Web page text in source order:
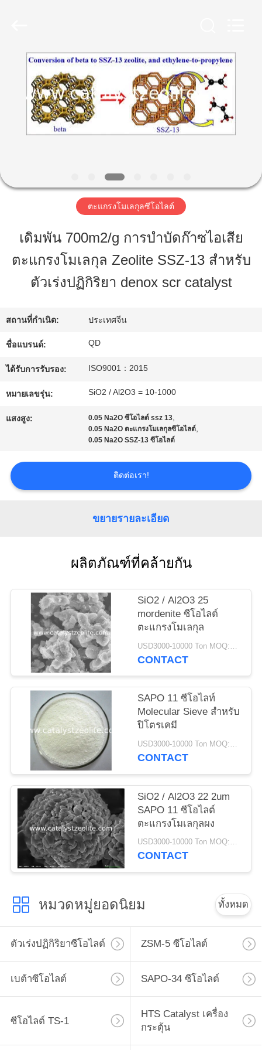
บ้าน
สินค้า
กับ
ทัวร์
โรงงาน
ควบคุม
คุณภาพ
ติดต่อ
เรา
ข่าว
PRIVACY
POLICY
Reserved.
ตะแกรงโมเลกุลซีโอไลต์
เดิมพัน 700m2/g การบำบัดก๊าซไอเสีย
ตะแกรงโมเลกุล Zeolite SSZ-13 สำหรับ
ตัวเร่งปฏิกิริยา denox scr catalyst
สถานที่กำเนิด: ประเทศจีน
ชื่อแบรนด์: QD
ได้รับการรับรอง: ISO9001：2015
หมายเลขรุ่น: SiO2 / Al2O3 = 10-1000
แสงสูง: 0.05 Na2O ซีโอไลต์ ssz 13,
0.05 Na2O ตะแกรงโมเลกุลซีโอไลต์,
0.05 Na2O SSZ-13 ซีโอไลต์
ติดต่อเรา!
ขยายรายละเอียด
ผลิตภัณฑ์ที่คล้ายกัน
SiO2 / Al2O3 25
mordenite ซีโอไลต์
ตะแกรงโมเลกุล
USD3000-10000 Ton MOQ:1 กก
CONTACT
SAPO 11 ซีโอไลท์
Molecular Sieve สำหรับ
ปิโตรเคมี
USD3000-10000 Ton MOQ:1 กก
CONTACT
SiO2 / Al2O3 22 2um
SAPO 11 ซีโอไลต์
ตะแกรงโมเลกุลผง
USD3000-10000 Ton MOQ:1 กก
CONTACT
หมวดหมู่ยอดนิยม ทั้งหมด
ตัวเร่งปฏิกิริยาซีโอไลต์ ZSM-5 ซีโอไลต์
เบต้าซีโอไลต์ SAPO-34 ซีโอไลต์
ซีโอไลต์ TS-1
HTS Catalyst เครื่อง
กระตุ้น